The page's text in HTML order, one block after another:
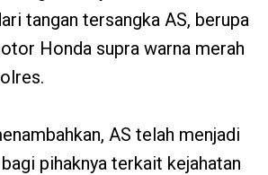
tangan tersangka AS, berupa
Honda supra warna merah
AS telah menjadi
pihaknya terkait kejahatan